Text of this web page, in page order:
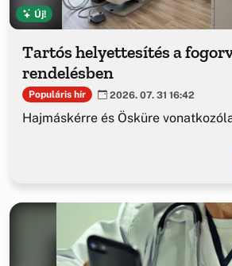
Új!
Tartós helyettesítés a
rendelésben
Populáris hír 2026. 07. 31 16:42
Hajmáskérre és Ösküre